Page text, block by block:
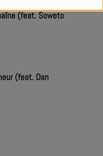
(feat. Soweto
(feat. Dan